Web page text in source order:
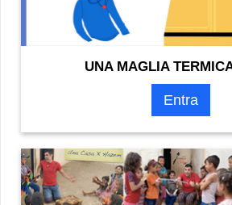
UNA MAGLIA
Entra